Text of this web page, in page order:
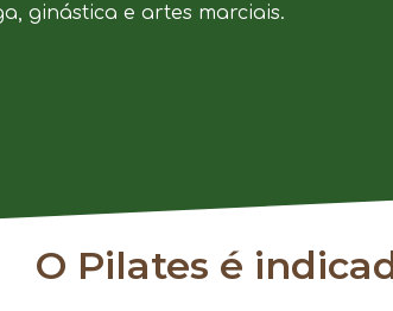
ginástica e artes marciais.
O Pilates é